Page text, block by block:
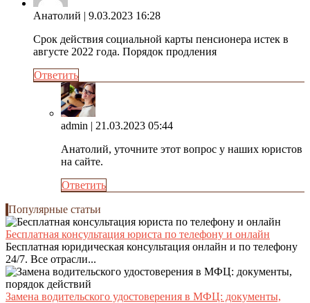
Анатолий | 9.03.2023 16:28
Срок действия социальной карты пенсионера истек в
августе 2022 года. Порядок продления
Ответить
admin | 21.03.2023 05:44
Анатолий, уточните этот вопрос у наших юристов
на сайте.
Ответить
Популярные статьи
Бесплатная консультация юриста по телефону и онлайн
Бесплатная юридическая консультация онлайн и по телефону
24/7. Все отрасли...
Замена водительского удостоверения в МФЦ: документы,